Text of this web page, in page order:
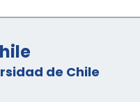
de Chile